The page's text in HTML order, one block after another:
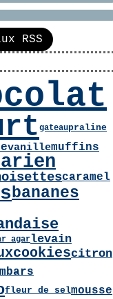
RSS
gateaupraline
vanillemuffins
caramel
bananes
agarlevain
cookiescitron
fleur de selmousse